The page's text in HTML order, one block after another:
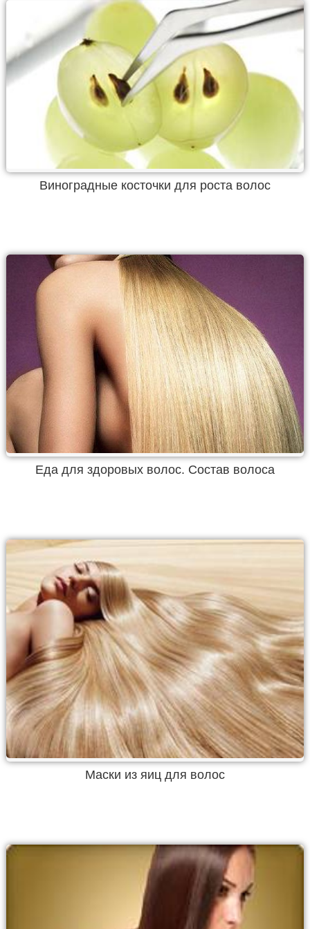
Виноградные косточки для роста волос
Еда для здоровых волос. Состав волоса
Маски из яиц для волос